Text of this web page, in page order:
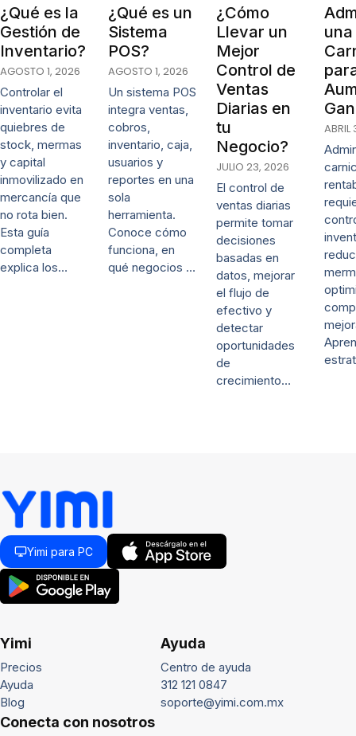
¿Qué es la
Gestión de
Inventario?
AGOSTO 1, 2026
Controlar el
inventario evita
quiebres de
stock, mermas
y capital
inmovilizado en
mercancía que
no rota bien.
Esta guía
completa
explica los…
¿Qué es un
Sistema
POS?
AGOSTO 1, 2026
Un sistema POS
integra ventas,
cobros,
inventario, caja,
usuarios y
reportes en una
sola
herramienta.
Conoce cómo
funciona, en
qué negocios …
¿Cómo
Llevar un
Mejor
Control de
Ventas
Diarias en
tu
Negocio?
JULIO 23, 2026
El control de
ventas diarias
permite tomar
decisiones
basadas en
datos, mejorar
el flujo de
efectivo y
detectar
oportunidades
de
crecimiento…
una
Yimi para PC
Yimi
Precios
Ayuda
Blog
Ayuda
Centro de ayuda
312 121 0847
soporte@yimi.com.mx
Conecta con nosotros